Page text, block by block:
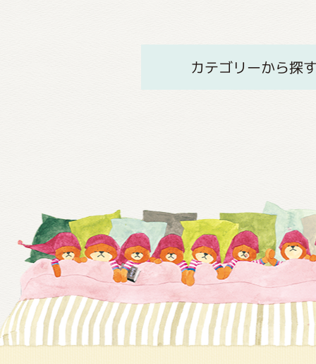
カテゴリーから探